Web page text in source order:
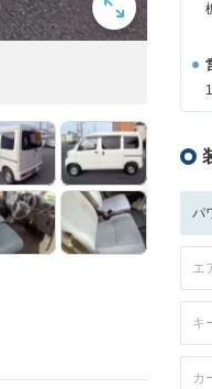
パ
エ
キ
カ